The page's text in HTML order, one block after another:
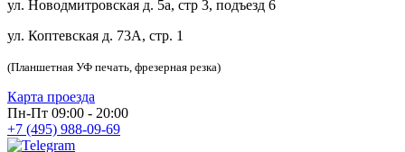
ул. Новодмитровская д. 5а, стр 3, подъезд 6
ул. Коптевская д. 73А, стр. 1
(Планшетная УФ печать, фрезерная резка)
Карта проезда
Пн-Пт 09:00 - 20:00
+7 (495) 988-09-69